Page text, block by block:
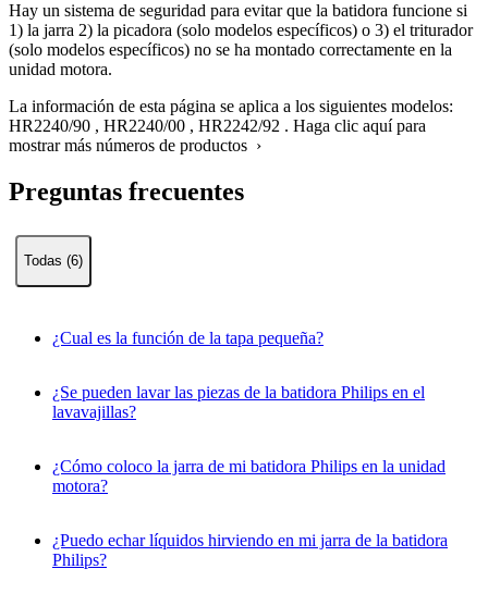
Hay un sistema de seguridad para evitar que la batidora funcione si
1) la jarra 2) la picadora (solo modelos específicos) o 3) el triturador
(solo modelos específicos) no se ha montado correctamente en la
unidad motora.
La información de esta página se aplica a los siguientes modelos:
HR2240/90 , HR2240/00 , HR2242/92 . Haga clic aquí para
mostrar más números de productos ›
Preguntas frecuentes
Todas (6)
¿Cual es la función de la tapa pequeña?
¿Se pueden lavar las piezas de la batidora Philips en el
lavavajillas?
¿Cómo coloco la jarra de mi batidora Philips en la unidad
motora?
¿Puedo echar líquidos hirviendo en mi jarra de la batidora
Philips?